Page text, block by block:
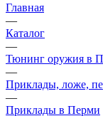
Главная
—
Каталог
—
Тюнинг оружия в
—
Приклады, ложе,
—
Приклады в Перми